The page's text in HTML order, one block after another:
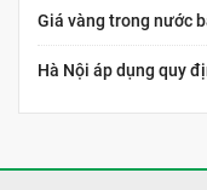
Giá vàng trong nước
Hà Nội áp dụng quy